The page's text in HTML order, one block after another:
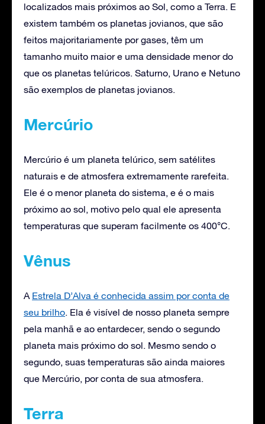
localizados mais próximos ao Sol, como a Terra. E
existem também os planetas jovianos, que são
feitos majoritariamente por gases, têm um
tamanho muito maior e uma densidade menor do
que os planetas telúricos. Saturno, Urano e Netuno
são exemplos de planetas jovianos.
Mercúrio
Mercúrio é um planeta telúrico, sem satélites
naturais e de atmosfera extremamente rarefeita.
Ele é o menor planeta do sistema, e é o mais
próximo ao sol, motivo pelo qual ele apresenta
temperaturas que superam facilmente os 400°C.
Vênus
A Estrela D’Alva é conhecida assim por conta de
seu brilho. Ela é visível de nosso planeta sempre
pela manhã e ao entardecer, sendo o segundo
planeta mais próximo do sol. Mesmo sendo o
segundo, suas temperaturas são ainda maiores
que Mercúrio, por conta de sua atmosfera.
Terra